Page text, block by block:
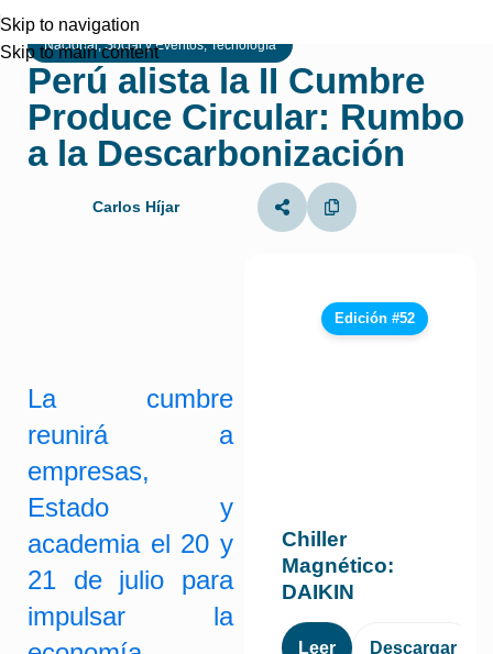
Skip to navigation
Skip to main content
Nacional,Social y Eventos,Tecnología
Perú alista la II Cumbre
Produce Circular: Rumbo
a la Descarbonización
Carlos Híjar
La cumbre
reunirá a
empresas,
Estado y
academia el 20 y
21 de julio para
impulsar la
Edición #52
Chiller
Magnético:
DAIKIN
Leer Descargar